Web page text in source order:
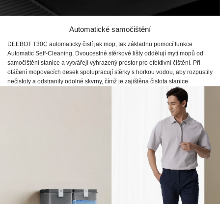
Automatické samočištění
DEEBOT T30C automaticky čistí jak mop, tak základnu pomocí funkce
Automatic Self-Cleaning. Dvoucestné stěrkové lišty oddělují mytí mopů od
samočištění stanice a vytvářejí vyhrazený prostor pro efektivní čištění. Při
otáčení mopovacích desek spolupracují stěrky s horkou vodou, aby rozpustily
nečistoty a odstranily odolné skvrny, čímž je zajištěna čistota stanice.